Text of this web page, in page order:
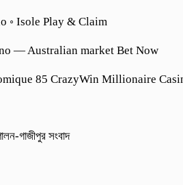
◦ Isole Play & Claim
— Australian market Bet Now
85 CrazyWin Millionaire
গাজীপুর সংবাদ